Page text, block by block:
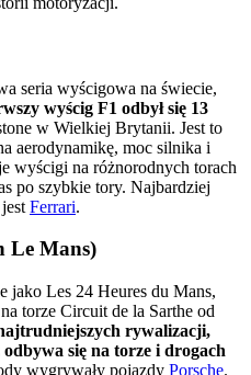
seria wyścigowa na świecie,
wyścig F1 odbył się 13
w Wielkiej Brytanii. Jest to
aerodynamikę, moc silnika i
wyścigi na różnorodnych torach
po szybkie tory. Najbardziej
Ferrari.
Le Mans)
jako Les 24 Heures du Mans,
torze Circuit de la Sarthe od
rywalizacji,
się na torze i drogach
wygrywały pojazdy Porsche.